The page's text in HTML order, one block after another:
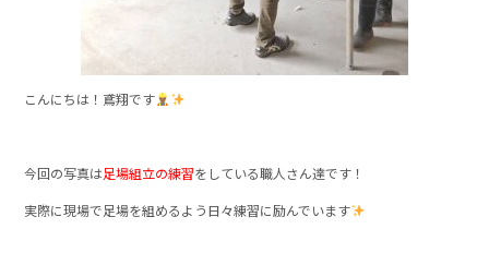
こんにちは！鳶翔です
今回の写真は足場組立の練習をしている職人さん達です！
実際に現場で足場を組めるよう日々練習に励んでいます